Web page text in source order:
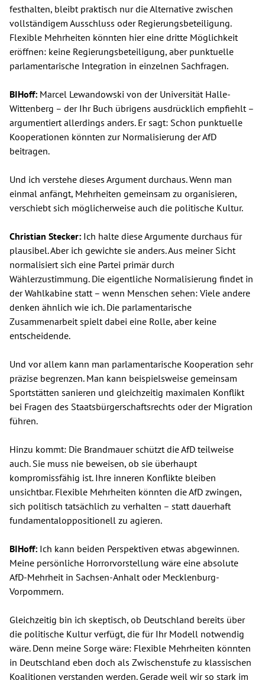
festhalten, bleibt praktisch nur die Alternative zwischen
vollständigem Ausschluss oder Regierungsbeteiligung.
Flexible Mehrheiten könnten hier eine dritte Möglichkeit
eröffnen: keine Regierungsbeteiligung, aber punktuelle
parlamentarische Integration in einzelnen Sachfragen.
BIHoff: Marcel Lewandowski von der Universität Halle-
Wittenberg – der Ihr Buch übrigens ausdrücklich empfiehlt –
argumentiert allerdings anders. Er sagt: Schon punktuelle
Kooperationen könnten zur Normalisierung der AfD
beitragen.
Und ich verstehe dieses Argument durchaus. Wenn man
einmal anfängt, Mehrheiten gemeinsam zu organisieren,
verschiebt sich möglicherweise auch die politische Kultur.
Christian Stecker: Ich halte diese Argumente durchaus für
plausibel. Aber ich gewichte sie anders. Aus meiner Sicht
normalisiert sich eine Partei primär durch
Wählerzustimmung. Die eigentliche Normalisierung findet in
der Wahlkabine statt – wenn Menschen sehen: Viele andere
denken ähnlich wie ich. Die parlamentarische
Zusammenarbeit spielt dabei eine Rolle, aber keine
entscheidende.
Und vor allem kann man parlamentarische Kooperation sehr
präzise begrenzen. Man kann beispielsweise gemeinsam
Sportstätten sanieren und gleichzeitig maximalen Konflikt
bei Fragen des Staatsbürgerschaftsrechts oder der Migration
führen.
Hinzu kommt: Die Brandmauer schützt die AfD teilweise
auch. Sie muss nie beweisen, ob sie überhaupt
kompromissfähig ist. Ihre inneren Konflikte bleiben
unsichtbar. Flexible Mehrheiten könnten die AfD zwingen,
sich politisch tatsächlich zu verhalten – statt dauerhaft
fundamentaloppositionell zu agieren.
BIHoff: Ich kann beiden Perspektiven etwas abgewinnen.
Meine persönliche Horrorvorstellung wäre eine absolute
AfD-Mehrheit in Sachsen-Anhalt oder Mecklenburg-
Vorpommern.
Gleichzeitig bin ich skeptisch, ob Deutschland bereits über
die politische Kultur verfügt, die für Ihr Modell notwendig
wäre. Denn meine Sorge wäre: Flexible Mehrheiten könnten
in Deutschland eben doch als Zwischenstufe zu klassischen
Koalitionen verstanden werden. Gerade weil wir so stark im